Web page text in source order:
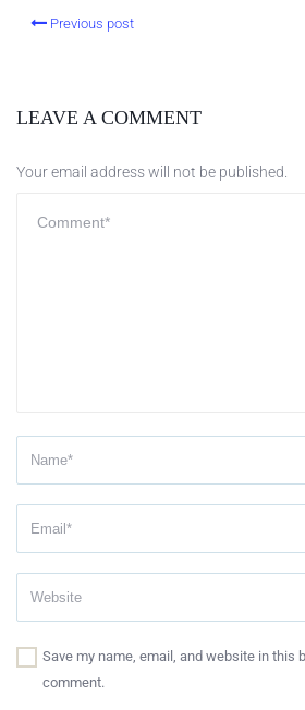
Previous post
LEAVE A COMMENT
Your email address will not be published.
Save my name, email, and website in this
comment.